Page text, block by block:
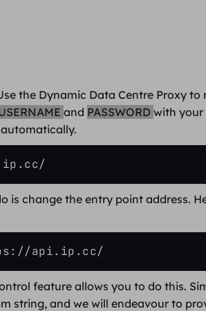
the Dynamic Data Centre Proxy to
and PASSWORD with your
automatically.
is change the entry point address.
api.ip.cc/
feature allows you to do this.
string, and we will endeavour to